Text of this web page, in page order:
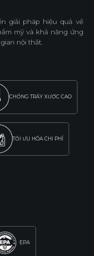
giải pháp hiệu quả về
mỹ và khả năng ứng
nội thất.
CHỐNG TRẦY XƯỚC CAO
TỐI ƯU HÓA CHI PHÍ
EPA